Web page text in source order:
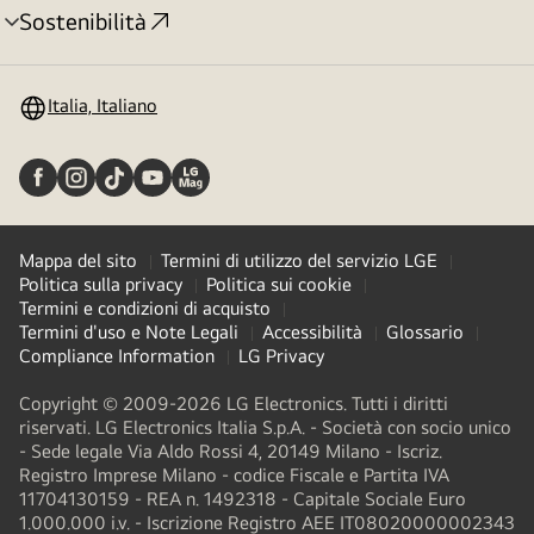
Sostenibilità
Attivazione
Italia, Italiano
Mappa del sito
Termini di utilizzo del servizio LGE
Politica sulla privacy
Politica sui cookie
Termini e condizioni di acquisto
Termini d'uso e Note Legali
Accessibilità
Glossario
Compliance Information
LG Privacy
Copyright © 2009-2026 LG Electronics. Tutti i diritti
riservati. LG Electronics Italia S.p.A. - Società con socio unico
- Sede legale Via Aldo Rossi 4, 20149 Milano - Iscriz.
Registro Imprese Milano - codice Fiscale e Partita IVA
11704130159 - REA n. 1492318 - Capitale Sociale Euro
1.000.000 i.v. - Iscrizione Registro AEE IT08020000002343​